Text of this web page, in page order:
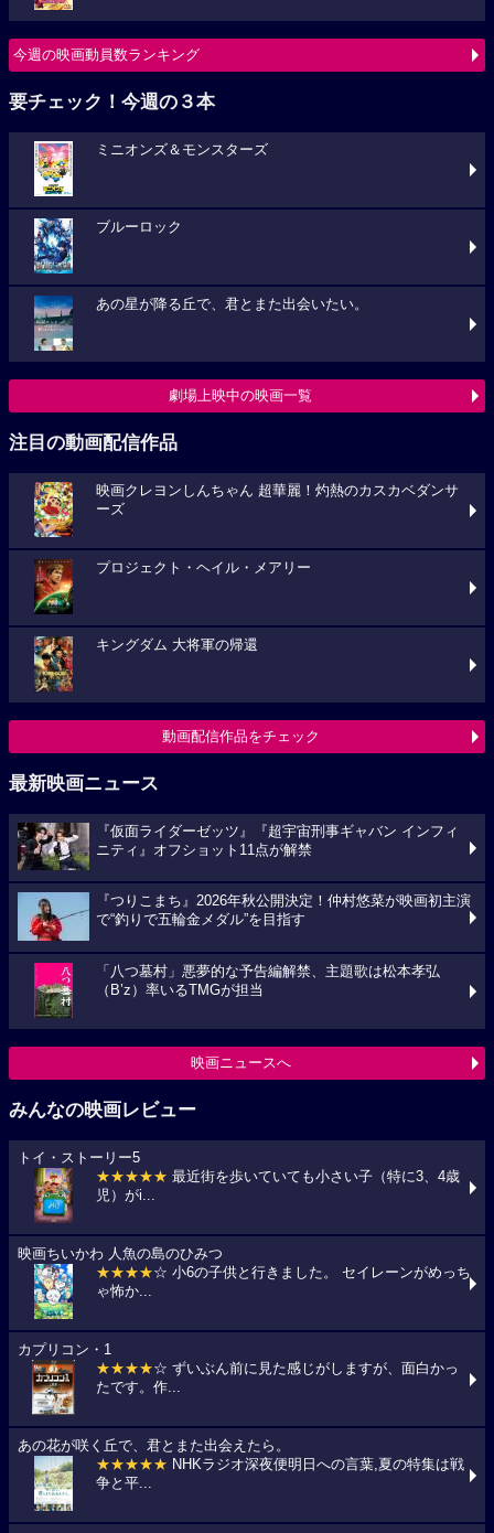
今週の映画動員数ランキング
要チェック！今週の３本
ミニオンズ＆モンスターズ
ブルーロック
あの星が降る丘で、君とまた出会いたい。
劇場上映中の映画一覧
注目の動画配信作品
映画クレヨンしんちゃん 超華麗！灼熱のカスカベダンサ
ーズ
プロジェクト・ヘイル・メアリー
キングダム 大将軍の帰還
動画配信作品をチェック
最新映画ニュース
『仮面ライダーゼッツ』『超宇宙刑事ギャバン インフィ
ニティ』オフショット11点が解禁
『つりこまち』2026年秋公開決定！仲村悠菜が映画初主演
で“釣りで五輪金メダル”を目指す
「八つ墓村」悪夢的な予告編解禁、主題歌は松本孝弘
（B’z）率いるTMGが担当
映画ニュースへ
みんなの映画レビュー
トイ・ストーリー5
★★★★★ 最近街を歩いていても小さい子（特に3、4歳
児）がi...
映画ちいかわ 人魚の島のひみつ
★★★★☆ 小6の子供と行きました。 セイレーンがめっち
ゃ怖か...
カプリコン・1
★★★★☆ ずいぶん前に見た感じがしますが、面白かっ
たです。作...
あの花が咲く丘で、君とまた出会えたら。
★★★★★ NHKラジオ深夜便明日への言葉,夏の特集は戦
争と平...